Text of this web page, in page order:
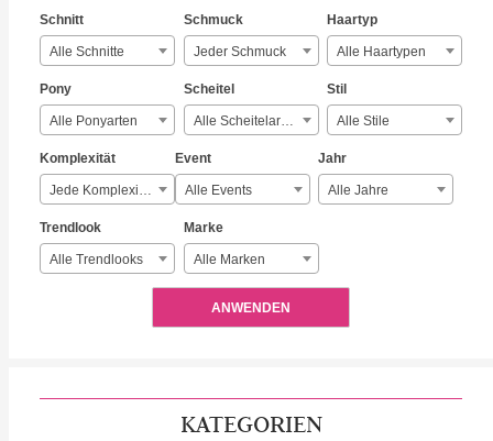
Schnitt
Alle Schnitte
Schmuck
Jeder Schmuck
Haartyp
Alle Haartypen
Pony
Alle Ponyarten
Scheitel
Alle Scheitelarten
Stil
Alle Stile
Komplexität
Jede Komplexität
Event
Alle Events
Jahr
Alle Jahre
Trendlook
Alle Trendlooks
Marke
Alle Marken
ANWENDEN
KATEGORIEN